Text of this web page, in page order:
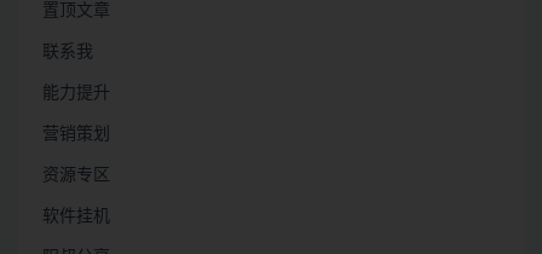
置顶文章
联系我
能力提升
营销策划
资源专区
软件挂机